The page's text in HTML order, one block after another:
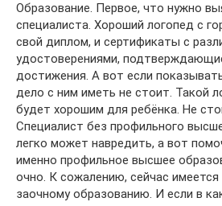
Образование. Первое, что нужно
специалиста. Хороший логопед с
свой диплом, и сертификаты с
удостоверениями,
достижения. А вот если
дело с ним иметь не стоит. Такой
будет хорошим для ребёнка. Не
Специалист без профильного
легко может навредить, а вот
именно профильное высшее
очно. К сожалению, сейчас имеется
заочному образованию. И если в